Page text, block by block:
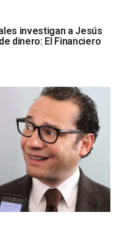
investigan a Jesús
dinero: El Financiero